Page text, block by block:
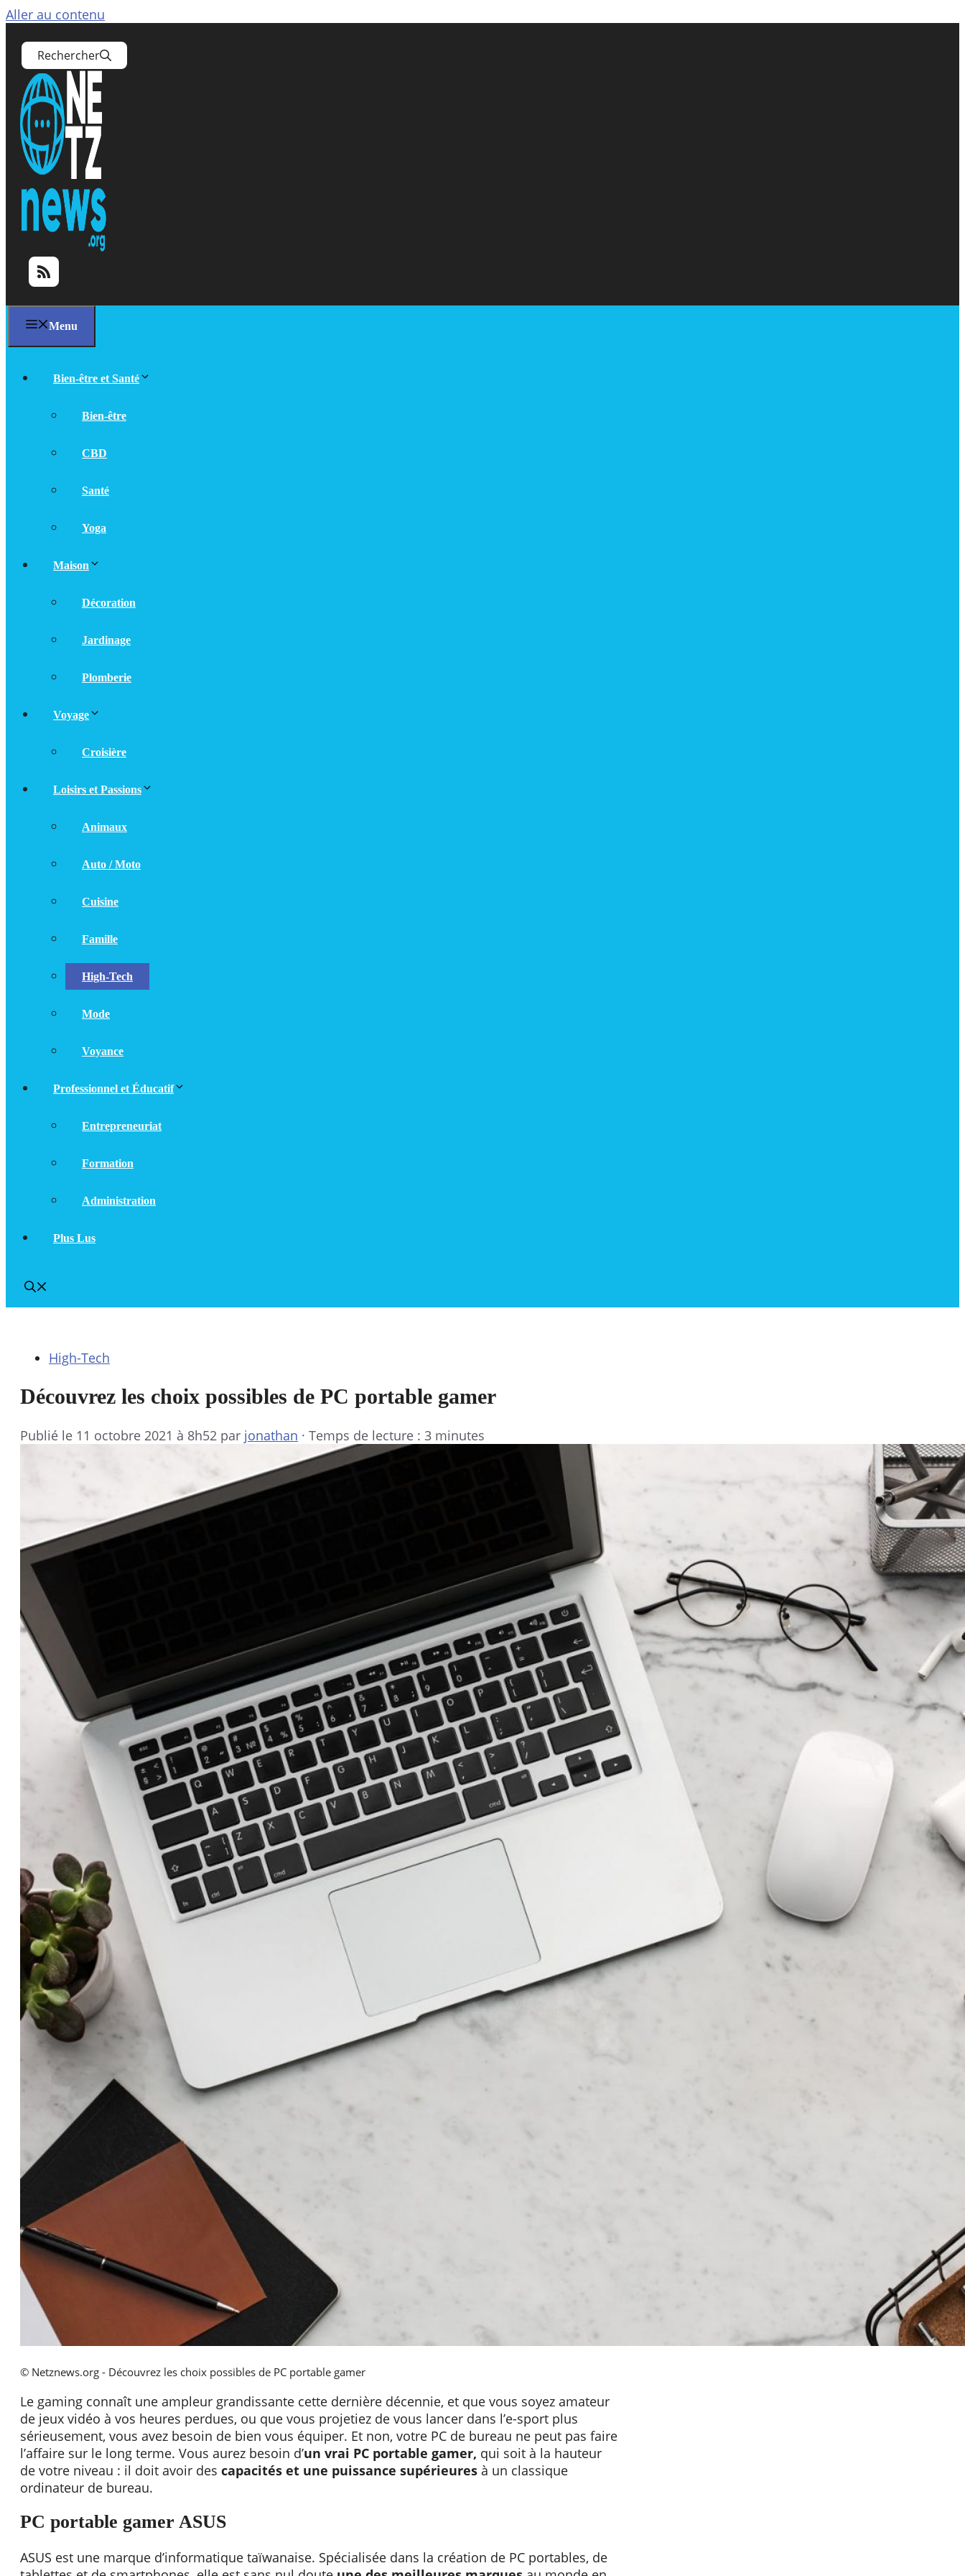
Aller au contenu
Rechercher
Menu
Bien-être et Santé
Bien-être
CBD
Santé
Yoga
Maison
Décoration
Jardinage
Plomberie
Voyage
Croisière
Loisirs et Passions
Animaux
Auto / Moto
Cuisine
Famille
High-Tech
Mode
Voyance
Professionnel et Éducatif
Entrepreneuriat
Formation
Administration
Plus Lus
High-Tech
Découvrez les choix possibles de PC portable gamer
Publié le 11 octobre 2021 à 8h52 par jonathan · Temps de lecture : 3 minutes
© Netznews.org - Découvrez les choix possibles de PC portable gamer
Le gaming connaît une ampleur grandissante cette dernière décennie, et que vous soyez amateur
de jeux vidéo à vos heures perdues, ou que vous projetiez de vous lancer dans l’e-sport plus
sérieusement, vous avez besoin de bien vous équiper. Et non, votre PC de bureau ne peut pas faire
l’affaire sur le long terme. Vous aurez besoin d’un vrai PC portable gamer, qui soit à la hauteur
de votre niveau : il doit avoir des capacités et une puissance supérieures à un classique
ordinateur de bureau.
PC portable gamer ASUS
ASUS est une marque d’informatique taïwanaise. Spécialisée dans la création de PC portables, de